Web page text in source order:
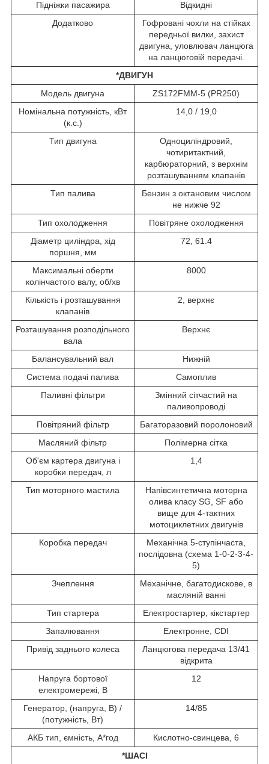
Підніжки пасажира
Відкидні
Додатково
Гофровані чохли на стійках
передньої вилки, захист
двигуна, уловлювач ланцюга
на ланцюговій передачі.
*ДВИГУН
Модель двигуна
ZS172FMM-5 (PR250)
Номінальна потужність, кВт
(к.с.)
14,0 / 19,0
Тип двигуна
Одноциліндровий,
чотиритактний,
карбюраторний, з верхнім
розташуванням клапанів
Тип палива
Бензин з октановим числом
не нижче 92
Тип охолодження
Повітряне охолодження
Діаметр циліндра, хід
поршня, мм
72, 61.4
Максимальні оберти
колінчастого валу, об/хв
8000
Кількість і розташування
клапанів
2, верхнє
Розташування розподільного
вала
Верхнє
Балансувальний вал
Нижній
Система подачі палива
Самоплив
Паливні фільтри
Змінний сітчастий на
паливопроводі
Повітряний фільтр
Багаторазовий поролоновий
Масляний фільтр
Полімерна сітка
Об'єм картера двигуна і
коробки передач, л
1,4
Тип моторного мастила
Напівсинтетична моторна
олива класу SG, SF або
вище для 4-тактних
мотоциклетних двигунів
Коробка передач
Механічна 5-ступінчаста,
послідовна (схема 1-0-2-3-4-
5)
Зчеплення
Механічне, багатодискове, в
масляній ванні
Тип стартера
Електростартер, кікстартер
Запалювання
Електронне, CDI
Привід заднього колеса
Ланцюгова передача 13/41
відкрита
Напруга бортової
електромережі, В
12
Генератор, (напруга, В) /
(потужність, Вт)
14/85
АКБ тип, ємність, А*год
Кислотно-свинцева, 6
*ШАСІ